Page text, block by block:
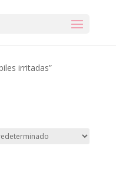
irritadas”